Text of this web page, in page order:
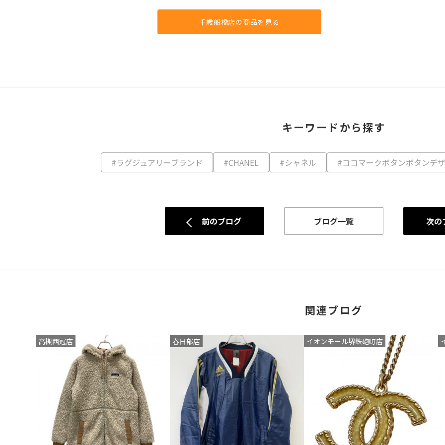
千歳船橋店の商品を見る
キーワードから探す
#ラグジュアリーブランド #CHANEL #シャネル #ココマークボタンボタンデ
前のブログ ブログ一覧 次の
関連ブログ
高槻西冠店 春日部店 イオンモール堺鉄砲町店